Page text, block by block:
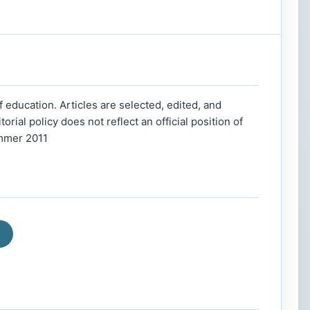
Articles are selected, edited, and
policy does not reflect an official position of
2011